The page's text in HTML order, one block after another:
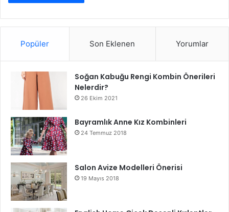
Popüler Son Eklenen Yorumlar
Soğan Kabuğu Rengi Kombin Önerileri
Nelerdir?
26 Ekim 2021
Bayramlık Anne Kız Kombinleri
24 Temmuz 2018
Salon Avize Modelleri Önerisi
19 Mayıs 2018